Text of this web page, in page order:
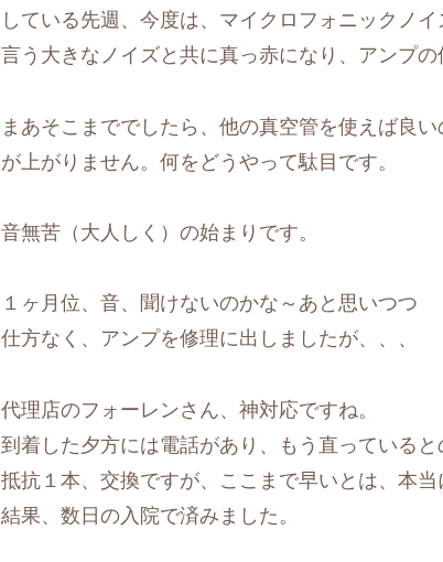
している先週、今度は、マイクロフォニックノ
言う大きなノイズと共に真っ赤になり、アンプ
まあそこまででしたら、他の真空管を使えば良
が上がりません。何をどうやって駄目です。
音無苦（大人しく）の始まりです。
１ヶ月位、音、聞けないのかな～あと思いつつ
仕方なく、アンプを修理に出しましたが、、、
代理店のフォーレンさん、神対応ですね。
到着した夕方には電話があり、もう直っていると
抵抗１本、交換ですが、ここまで早いとは、本
結果、数日の入院で済みました。